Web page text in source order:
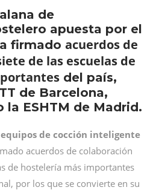
de
apuesta por el
firmado acuerdos de
de las escuelas de
del país,
de Barcelona,
la ESHTM de Madrid.
equipos de cocción inteligente
acuerdos de colaboración
de hostelería más importantes
por los que se convierte en su